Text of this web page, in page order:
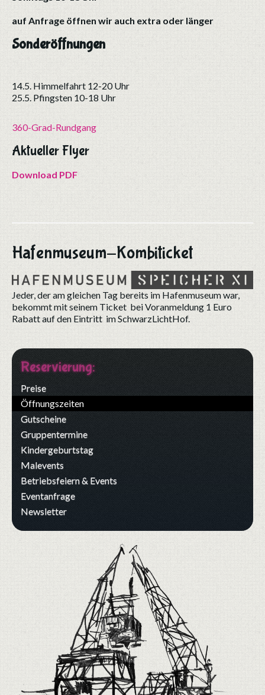
auf Anfrage öffnen wir auch extra oder länger
Sonderöffnungen
14.5. Himmelfahrt 12-20 Uhr
25.5. Pfingsten 10-18 Uhr
360-Grad-Rundgang
Aktueller Flyer
Download PDF
Hafenmuseum-Kombiticket
Jeder, der am gleichen Tag bereits im Hafenmuseum war,
bekommt mit seinem Ticket bei Voranmeldung 1 Euro
Rabatt auf den Eintritt im SchwarzLichtHof.
Reservierung:
Preise
Öffnungszeiten
Gutscheine
Gruppentermine
Kindergeburtstag
Malevents
Betriebsfeiern & Events
Eventanfrage
Newsletter